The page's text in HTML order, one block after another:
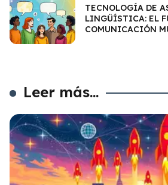
TECNOLOGÍA DE
LINGÜÍSTICA: EL
COMUNICACIÓN
Leer más...